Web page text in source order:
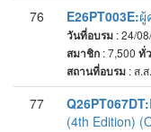
76 E26PT003E:ผู้
วันที่อบรม : 24/
สมาชิก : 7,500 ทั่
สถานที่อบรม : ส.
77 Q26PT067DT:
(4th Edition)